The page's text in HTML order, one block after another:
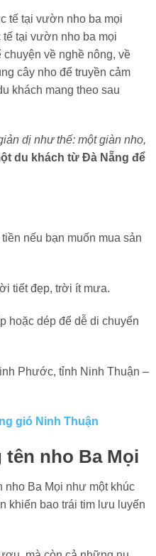
tế tại vườn nho ba mọi
về nghề nông, về
cây nho để truyền cảm
khách mang theo sau
dị như thế: một giàn nho,
du khách từ Đà Nẵng để
nếu bạn muốn mua sản
tiết đẹp, trời ít mưa.
hoặc dép để dễ di chuyển
Phước, tỉnh Ninh Thuận –
gió Ninh Thuận
tên nho Ba Mọi
nho Ba Mọi như một khúc
khiến bao trái tim lưu luyến